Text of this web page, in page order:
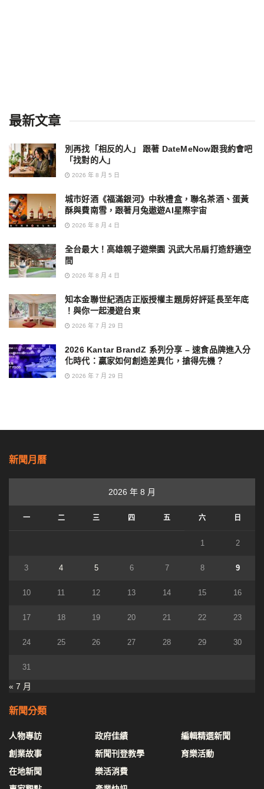
最新文章
別再找「相反的人」 跟著 DateMeNow跟我約會吧
「找對的人」
2026 年 8 月 5 日
城市好酒《福滿銀河》中秋禮盒，聯名茶酒、蛋黃
酥與費南雪，跟著月兔遨遊AI星際宇宙
2026 年 8 月 4 日
全台最大！高雄親子遊樂園 汎武大吊扇打造舒適空
間
2026 年 8 月 4 日
知本金聯世紀酒店正版授權主題房好評延長至年底
！與你一起漫遊台東
2026 年 7 月 29 日
2026 Kantar BrandZ 系列分享 – 速食品牌進入分
化時代：贏家如何創造差異化，搶得先機？
2026 年 7 月 29 日
新聞月曆
2026 年 8 月
一 二 三 四 五 六 日
1 2
3 4 5 6 7 8 9
10 11 12 13 14 15 16
17 18 19 20 21 22 23
24 25 26 27 28 29 30
31
« 7 月
新聞分類
人物專訪
創業故事
在地新聞
政府佳績
新聞刊登教學
樂活消費
編輯精選新聞
育樂活動